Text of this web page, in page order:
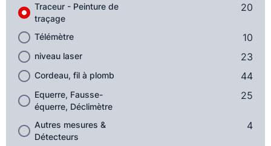
Traceur - Peinture de
traçage
20
Télémètre 10
niveau laser 23
Cordeau, fil à plomb 44
Equerre, Fausse-
équerre, Déclimètre
25
Autres mesures &
Détecteurs
4